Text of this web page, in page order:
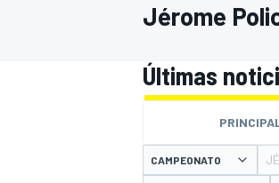
INDYCAR
Jérome
Últimas
CAMPEONATO